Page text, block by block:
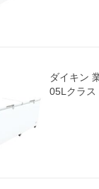
ダイキン
05Lクラス